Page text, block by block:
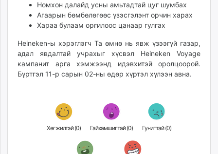
paparazzi.mn
unread.today
Номхон далайд усны амьтадтай цуг шумбах
Агаарын бөмбөлөгөөс үзэсгэлэнт орчин харах
Хараа булаам оргилоос цанаар гулгах
Heineken-ы хэрэглэгч Та өмнө нь явж үзээгүй газар,
адал явдалтай учрахыг хүсвэл Heineken Voyage
кампанит арга хэмжээнд идэвхитэй оролцоорой.
Бүртгэл 11-р сарын 02-ны өдөр хүртэл хүлээн авна.
Хөгжилтэй (0) Гайхамшигтай (0) Гунигтай (0)